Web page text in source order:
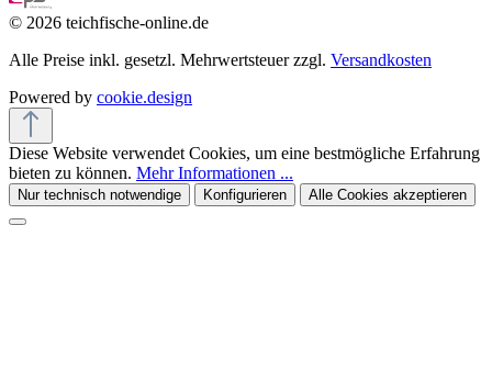
© 2026 teichfische-online.de
Alle Preise inkl. gesetzl. Mehrwertsteuer zzgl. Versandkosten
Powered by cookie.design
Diese Website verwendet Cookies, um eine bestmögliche Erfahrung
bieten zu können. Mehr Informationen ...
Nur technisch notwendige Konfigurieren Alle Cookies akzeptieren